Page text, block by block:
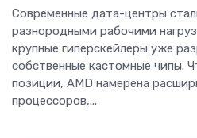
Современные дата-центры
разнородными рабочими
крупные гиперскейлеры уже
собственные кастомные чипы.
позиции, AMD намерена
процессоров,...